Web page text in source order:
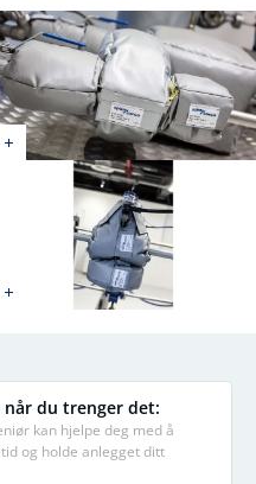
du trenger det:
kan hjelpe deg med å
og holde anlegget ditt